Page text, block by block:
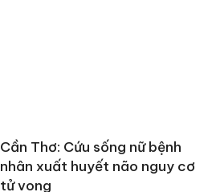
Cần Thơ: Cứu sống nữ bệnh
nhân xuất huyết não nguy cơ
tử vong